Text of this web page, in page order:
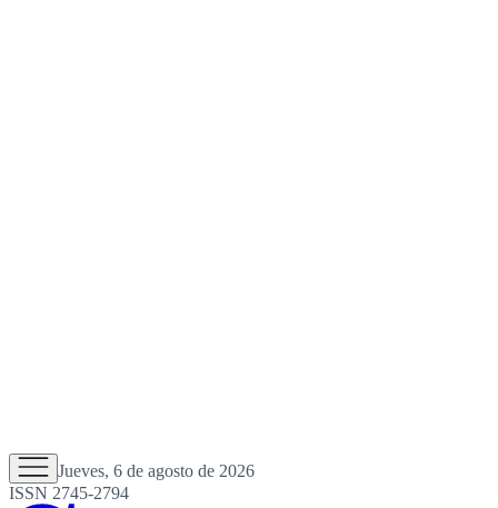
Jueves, 6 de agosto de 2026
ISSN 2745-2794